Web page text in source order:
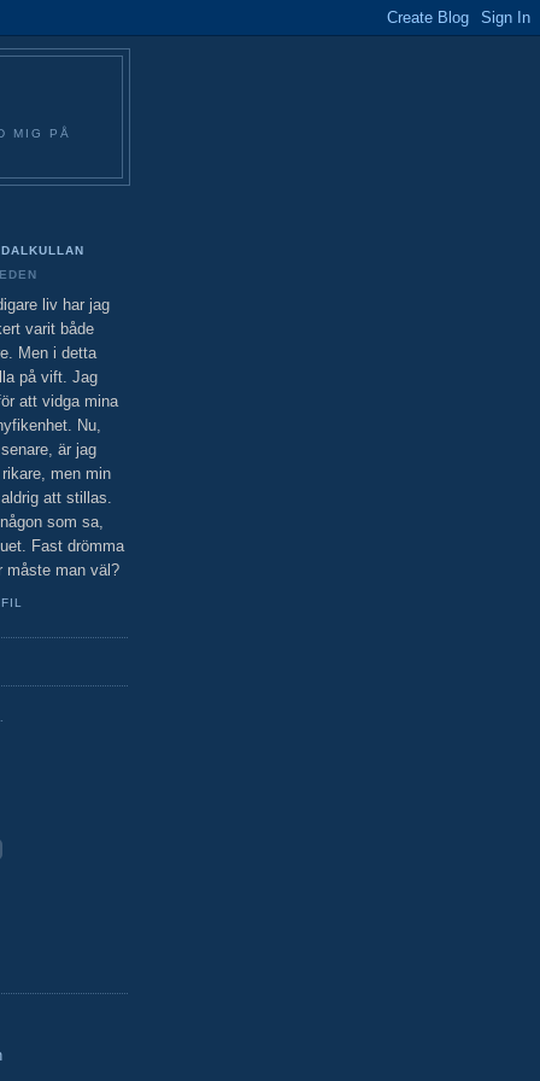
MIG PÅ
DALKULLAN
liv har jag
varit både
Men i detta
på vift. Jag
att vidga mina
Nu,
är jag
men min
att stillas.
som sa,
Fast drömma
måste man väl?